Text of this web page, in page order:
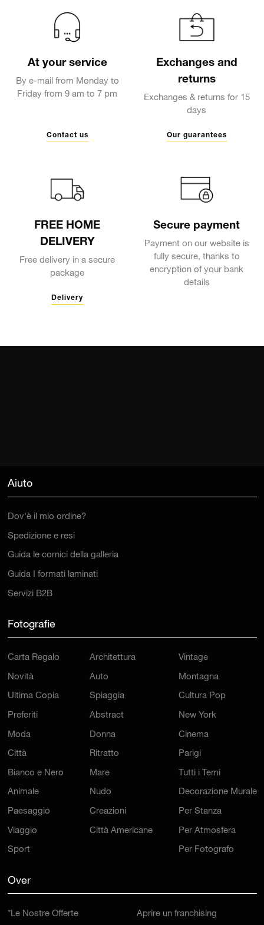
At your service
By e-mail from Monday to
Friday from 9 am to 7 pm
Contact us
Exchanges and
returns
Exchanges & returns for 15
days
Our guarantees
FREE HOME
DELIVERY
Free delivery in a secure
package
Delivery
Secure payment
Payment on our website is
fully secure, thanks to
encryption of your bank
details
Aiuto
Dov'è il mio ordine?
Spedizione e resi
Guida le cornici della galleria
Guida I formati laminati
Servizi B2B
Fotografie
Carta Regalo
Novità
Ultima Copia
Preferiti
Moda
Città
Bianco e Nero
Animale
Paesaggio
Viaggio
Sport
Architettura
Auto
Spiaggia
Abstract
Donna
Ritratto
Mare
Nudo
Creazioni
Città Americane
Vintage
Montagna
Cultura Pop
New York
Cinema
Parigi
Tutti i Temi
Decorazione Murale
Per Stanza
Per Atmosfera
Per Fotografo
Over
*Le Nostre Offerte Aprire un franchising